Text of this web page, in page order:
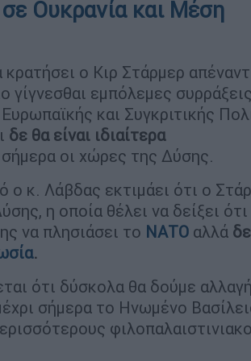
Ουκρανία και Μέση
ο Κιρ Στάρμερ
γίγνεσθαι εμπόλεμες
και Συγκριτικής
δε θα είναι ιδιαίτερα
οι χώρες της Δύσης.
ο κ. Λάβδας εκτιμάει ότι ο
η οποία θέλει να δείξει ότι
να πλησιάσει το ΝΑΤΟ αλλά
.
ότι δύσκολα θα δούμε
σήμερα το Ηνωμένο